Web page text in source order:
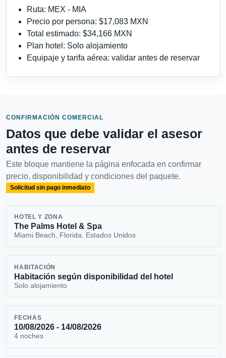
Ruta: MEX - MIA
Precio por persona: $17,083 MXN
Total estimado: $34,166 MXN
Plan hotel: Solo alojamiento
Equipaje y tarifa aérea: validar antes de reservar
CONFIRMACIÓN COMERCIAL
Datos que debe validar el asesor
antes de reservar
Este bloque mantiene la página enfocada en confirmar
precio, disponibilidad y condiciones del paquete.
Solicitud sin pago inmediato
HOTEL Y ZONA
The Palms Hotel & Spa
Miami Beach, Florida, Estados Unidos
HABITACIÓN
Habitación según disponibilidad del hotel
Solo alojamiento
FECHAS
10/08/2026 - 14/08/2026
4 noches